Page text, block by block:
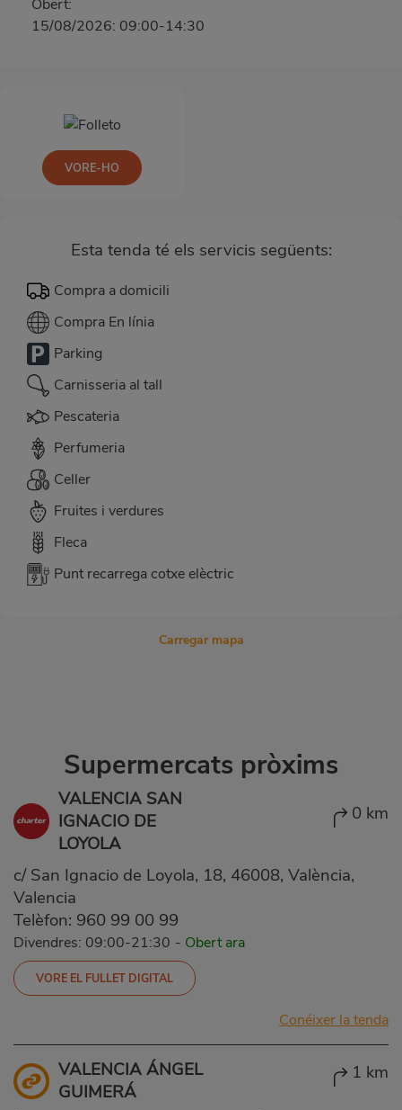
Obert:
15/08/2026: 09:00-14:30
Esta tenda té els servicis següents:
Compra a domicili
Compra En línia
Parking
Carnisseria al tall
Pescateria
Perfumeria
Celler
Fruites i verdures
Fleca
Punt recarrega cotxe elèctric
VORE-HO
Carregar mapa
Supermercats pròxims
VALENCIA SAN
IGNACIO DE
LOYOLA
0 km
c/ San Ignacio de Loyola, 18, 46008, València,
Valencia
Telèfon: 960 99 00 99
Divendres: 09:00-21:30 - Obert ara
VORE EL FULLET DIGITAL
Conéixer la tenda
VALENCIA ÁNGEL
GUIMERÁ
1 km